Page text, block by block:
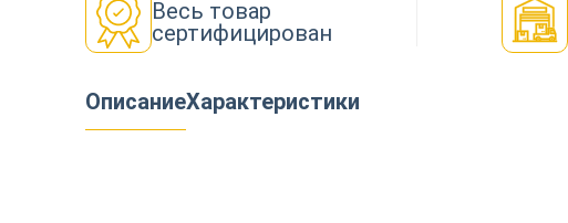
Продукция из дерева
Строительство
Весь товар
сертифицирован
ОписаниеХарактеристики